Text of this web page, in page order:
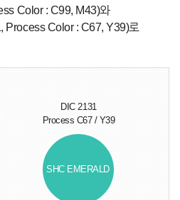
Color : C99, M43)와
Color : C67, Y39)로
DIC 2131
Process C67 / Y39
SHC EMERALD